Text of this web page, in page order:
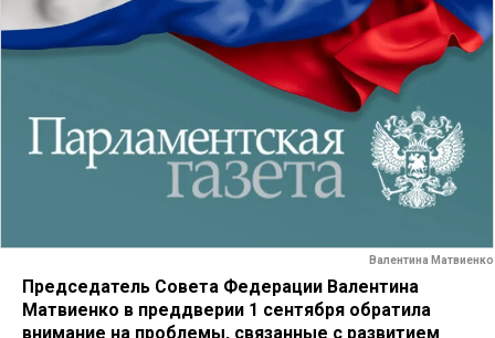
Валентина Матвиенко
Председатель Совета Федерации Валентина
Матвиенко в преддверии 1 сентября обратила
внимание на проблемы, связанные с развитием